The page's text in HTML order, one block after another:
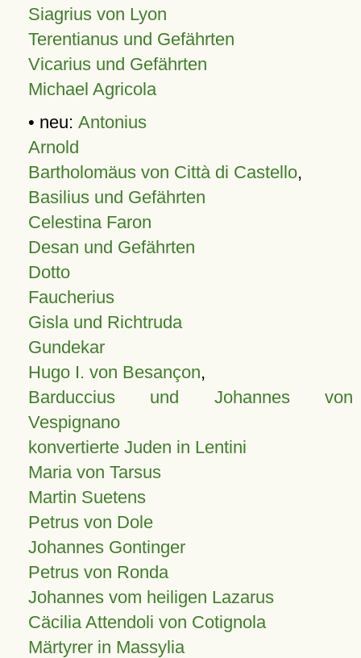
Siagrius von Lyon
Terentianus und Gefährten
Vicarius und Gefährten
Michael Agricola
• neu: Antonius
Arnold
Bartholomäus von Città di Castello,
Basilius und Gefährten
Celestina Faron
Desan und Gefährten
Dotto
Faucherius
Gisla und Richtruda
Gundekar
Hugo I. von Besançon,
Barduccius und Johannes von
Vespignano
konvertierte Juden in Lentini
Maria von Tarsus
Martin Suetens
Petrus von Dole
Johannes Gontinger
Petrus von Ronda
Johannes vom heiligen Lazarus
Cäcilia Attendoli von Cotignola
Märtyrer in Massylia